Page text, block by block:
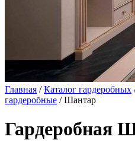
Главная /Каталог гардеробных
гардеробные / Шантар
Гардеробная